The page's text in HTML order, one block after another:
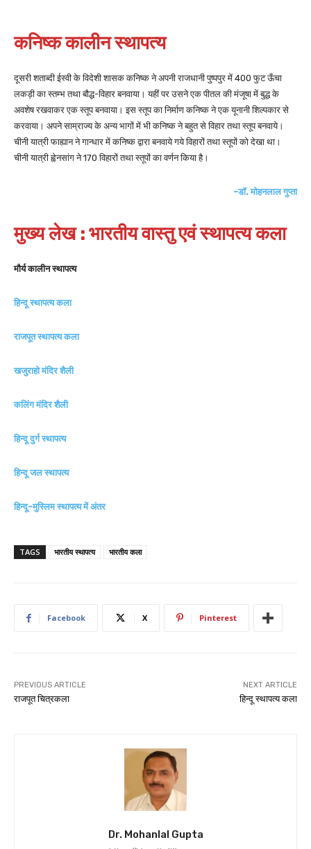
कनिष्क कालीन स्थापत्य
दूसरी शताब्दी ईस्वी के विदेशी शासक कनिष्क ने अपनी राजधानी पुष्पपुर में 400 फुट ऊँचा
लकड़ी का स्तम्भ तथा बौद्ध-विहार बनवाया। यहीं पर उसने एक पीतल की मंजूषा में बुद्ध के
अवशेष रखवाकर एक स्तूप बनवाया। इस स्तूप का निर्माण कनिष्क ने एक यूनानी शिल्पकार से
करवाया। अपने साम्राज्य के अन्य भागों में भी कनिष्क ने बहुत से विहार तथा स्तूप बनवाये।
चीनी यात्री फाह्यान ने गान्धार में कनिष्क द्वारा बनवाये गये विहारों तथा स्तूपों को देखा था।
चीनी यात्री ह्वेनसांग ने 170 विहारों तथा स्तूपों का वर्णन किया है।
-डॉ. मोहनलाल गुप्ता
मुख्य लेख : भारतीय वास्तु एवं स्थापत्य कला
मौर्य कालीन स्थापत्य
हिन्दू स्थापत्य कला
राजपूत स्थापत्य कला
खजुराहो मंदिर शैली
कलिंग मंदिर शैली
हिन्दू दुर्ग स्थापत्य
हिन्दू जल स्थापत्य
हिन्दू-मुस्लिम स्थापत्य में अंतर
TAGS भारतीय स्थापत्य भारतीय कला
Facebook X Pinterest
PREVIOUS ARTICLE
राजपूत चित्रकला
NEXT ARTICLE
हिन्दू स्थापत्य कला
Dr. Mohanlal Gupta